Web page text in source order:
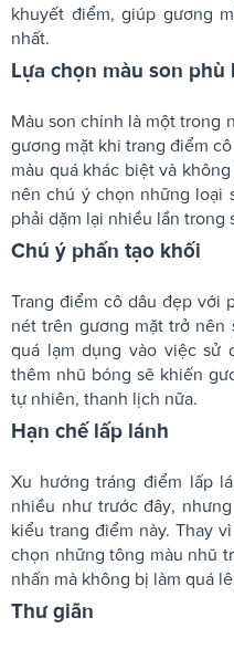
khuyết điểm, giúp gương
nhất.
Lựa chọn màu son phù
Màu son chính là một trong
gương mặt khi trang điểm
màu quá khác biệt và
nên chú ý chọn những loại
phải dặm lại nhiều lần trong
Chú ý phấn tạo khối
Trang điểm cô dâu đẹp với
nét trên gương mặt trở nên
quá lạm dụng vào việc sử
thêm nhũ bóng sẽ khiến
tự nhiên, thanh lịch nữa.
Hạn chế lấp lánh
Xu hướng tráng điểm lấp
nhiều như trước đây,
kiểu trang điểm này. Thay
chọn những tông màu nhũ
nhấn mà không bị làm quá
Thư giãn